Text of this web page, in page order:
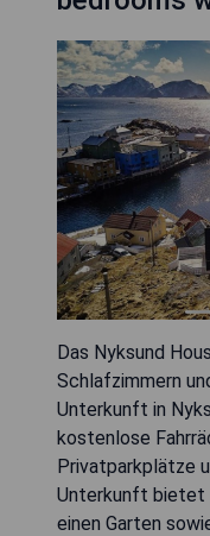
Das Nyksund
Schlafzimmern
Unterkunft in
kostenlose
Privatparkplätze
Unterkunft bietet
einen Garten